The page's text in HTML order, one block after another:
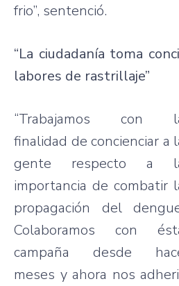
frio”, sentenció.
“La ciudadanía toma
labores de rastrillaje”
“Trabajamos con
finalidad de concienciar a
gente respecto a
importancia de combatir
propagación del
Colaboramos con
campaña desde
meses y ahora nos